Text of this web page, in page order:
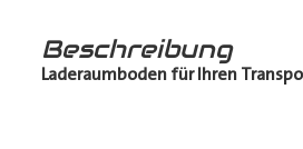
Beschreibung
Laderaumboden für Ihren